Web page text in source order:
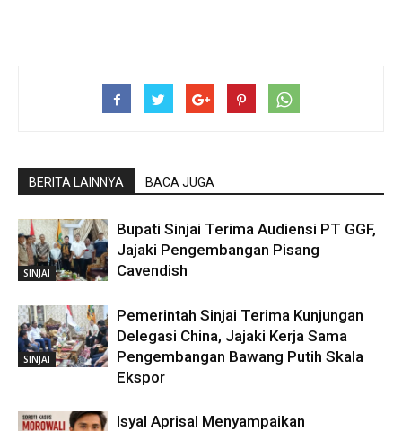
BERITA LAINNYA BACA JUGA
SINJAI
Bupati Sinjai Terima Audiensi PT GGF,
Jajaki Pengembangan Pisang
Cavendish
SINJAI
Pemerintah Sinjai Terima Kunjungan
Delegasi China, Jajaki Kerja Sama
Pengembangan Bawang Putih Skala
Ekspor
Isyal Aprisal Menyampaikan